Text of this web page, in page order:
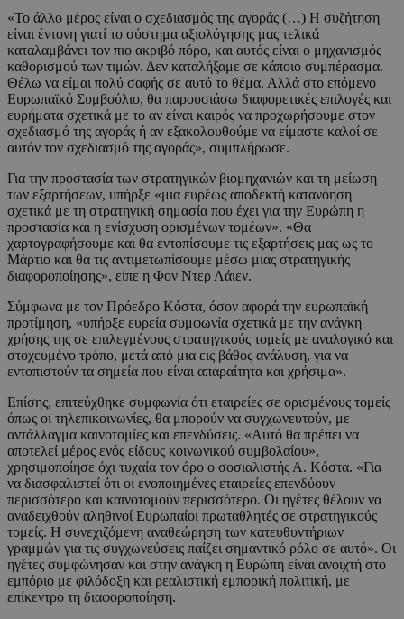
«Το άλλο μέρος είναι ο σχεδιασμός της αγοράς (…) Η συζήτηση
είναι έντονη γιατί το σύστημα αξιολόγησης μας τελικά
καταλαμβάνει τον πιο ακριβό πόρο, και αυτός είναι ο μηχανισμός
καθορισμού των τιμών. Δεν καταλήξαμε σε κάποιο συμπέρασμα.
Θέλω να είμαι πολύ σαφής σε αυτό το θέμα. Αλλά στο επόμενο
Ευρωπαϊκό Συμβούλιο, θα παρουσιάσω διαφορετικές επιλογές και
ευρήματα σχετικά με το αν είναι καιρός να προχωρήσουμε στον
σχεδιασμό της αγοράς ή αν εξακολουθούμε να είμαστε καλοί σε
αυτόν τον σχεδιασμό της αγοράς», συμπλήρωσε.
Για την προστασία των στρατηγικών βιομηχανιών και τη μείωση
των εξαρτήσεων, υπήρξε «μια ευρέως αποδεκτή κατανόηση
σχετικά με τη στρατηγική σημασία που έχει για την Ευρώπη η
προστασία και η ενίσχυση ορισμένων τομέων». «Θα
χαρτογραφήσουμε και θα εντοπίσουμε τις εξαρτήσεις μας ως το
Μάρτιο και θα τις αντιμετωπίσουμε μέσω μιας στρατηγικής
διαφοροποίησης», είπε η Φον Ντερ Λάιεν.
Σύμφωνα με τον Πρόεδρο Κόστα, όσον αφορά την ευρωπαϊκή
προτίμηση, «υπήρξε ευρεία συμφωνία σχετικά με την ανάγκη
χρήσης της σε επιλεγμένους στρατηγικούς τομείς με αναλογικό και
στοχευμένο τρόπο, μετά από μια εις βάθος ανάλυση, για να
εντοπιστούν τα σημεία που είναι απαραίτητα και χρήσιμα».
Επίσης, επιτεύχθηκε συμφωνία ότι εταιρείες σε ορισμένους τομείς
όπως οι τηλεπικοινωνίες, θα μπορούν να συγχωνευτούν, με
αντάλλαγμα καινοτομίες και επενδύσεις. «Αυτό θα πρέπει να
αποτελεί μέρος ενός είδους κοινωνικού συμβολαίου»,
χρησιμοποίησε όχι τυχαία τον όρο ο σοσιαλιστής Α. Κόστα. «Για
να διασφαλιστεί ότι οι ενοποιημένες εταιρείες επενδύουν
περισσότερο και καινοτομούν περισσότερο. Οι ηγέτες θέλουν να
αναδειχθούν αληθινοί Ευρωπαίοι πρωταθλητές σε στρατηγικούς
τομείς. Η συνεχιζόμενη αναθεώρηση των κατευθυντήριων
γραμμών για τις συγχωνεύσεις παίζει σημαντικό ρόλο σε αυτό». Οι
ηγέτες συμφώνησαν και στην ανάγκη η Ευρώπη είναι ανοιχτή στο
εμπόριο με φιλόδοξη και ρεαλιστική εμπορική πολιτική, με
επίκεντρο τη διαφοροποίηση.